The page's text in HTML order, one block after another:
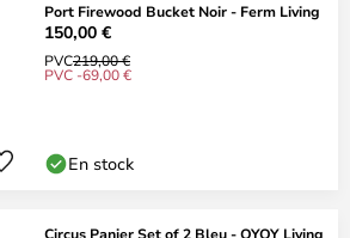
Port Firewood Bucket Noir - Ferm Living
150,00 €
PVC219,00 €
PVC -69,00 €
En stock
Circus Panier Set of 2 Bleu - OYOY Living